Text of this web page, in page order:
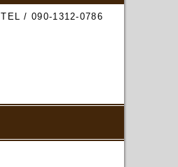
TEL / 090-1312-0786